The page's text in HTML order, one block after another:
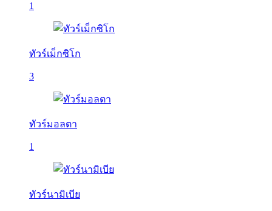
1
ทัวร์เม็กซิโก
3
ทัวร์มอลตา
1
ทัวร์นามิเบีย